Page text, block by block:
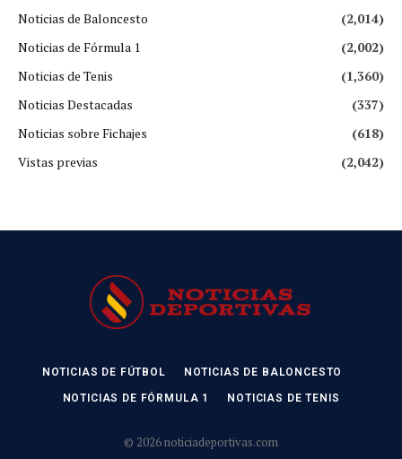
Noticias de Baloncesto
(2,014)
Noticias de Fórmula 1
(2,002)
Noticias de Tenis
(1,360)
Noticias Destacadas
(337)
Noticias sobre Fichajes
(618)
Vistas previas
(2,042)
NOTICIAS DE FÚTBOL NOTICIAS DE BALONCESTO
NOTICIAS DE FÓRMULA 1 NOTICIAS DE TENIS
© 2026 noticiadeportivas.com